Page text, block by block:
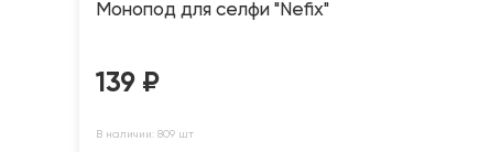
Монопод для селфи "Nefix"
139 ₽
В наличии: 809 шт